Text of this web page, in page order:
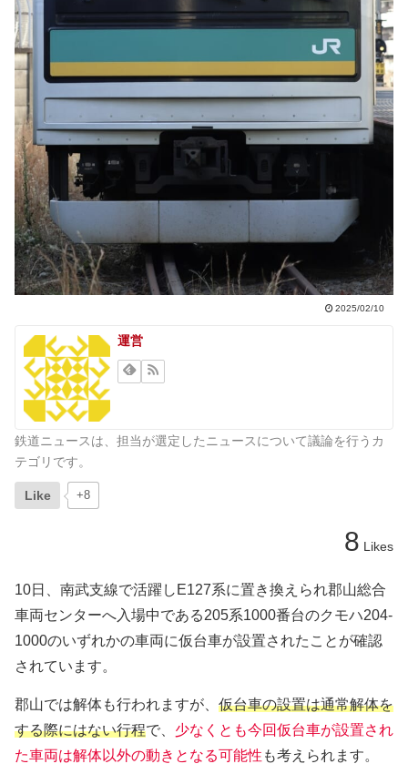
2025/02/10
運営
鉄道ニュースは、担当が選定したニュースについて議論を行うカ
テゴリです。
Like +8
8 Likes
10日、南武支線で活躍しE127系に置き換えられ郡山総合
車両センターへ入場中である205系1000番台のクモハ204-
1000のいずれかの車両に仮台車が設置されたことが確認
されています。
郡山では解体も行われますが、 仮台車の設置は通常解体を
する際にはない行程で、 少なくとも今回仮台車が設置され
た車両は解体以外の動きとなる可能性 も考えられます。